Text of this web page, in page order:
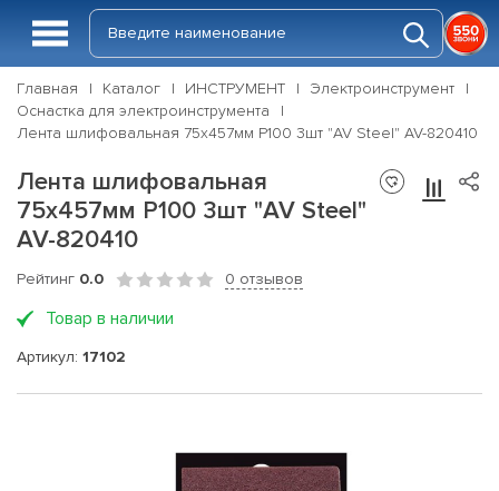
Главная Каталог ИНСТРУМЕНТ
Электроинструмент
Оснастка для электроинструмента
Лента шлифовальная 75х457мм Р100 3шт "AV Steel" AV-820410
Лента шлифовальная
75х457мм Р100 3шт "AV Steel"
AV-820410
Рейтинг 0.0 0 отзывов
Товар в наличии
Артикул: 17102